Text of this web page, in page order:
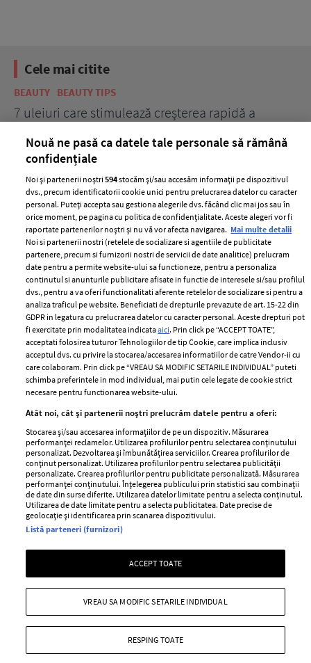
Cele mai citite
BEAUTY BEAUTY TIPS
7 uleiuri care stimulează creșterea rapidă a
ELLE Style Awards
2024
Despre ELLE
Romania
Contact
Abonamente
Termeni si conditii
Politica de
confidențialitate
Politica de cookies
Publicitate
GSP
Unica
Baby
Retete
femei
Viva
Avantaje
Retete practice
Pariază responsabil! Decizia ONJN nr. 821/25.09.2025.
Jocurile de noroc sunt interzise minorilor.
Copyright © 2026 Ringier Romania SRL
Nouă ne pasă ca datele tale personale să rămână
confidențiale
Noi și partenerii noștri594stocăm și/sau accesăm informații pe dispozitivul
dvs., precum identificatorii cookie unici pentru prelucrarea datelor cu caracter
personal. Puteți accepta sau gestiona alegerile dvs. făcând clic mai jos sau în
orice moment, pe pagina cu politica de confidențialitate. Aceste alegeri vor fi
raportate partenerilor noștri și nu vă vor afecta navigarea. Mai multe detalii
Noi si partenerii nostri (retelele de socializare si agentiile de publicitate
partenere, precum si furnizorii nostri de servicii de date analitice) prelucram
date pentru a permite website-ului sa functioneze, pentru a personaliza
continutul si anunturile publicitare afisate in functie de interesele si/sau profilul
dvs., pentru a va oferi functionalitati aferente retelelor de socializare si pentru a
analiza traficul pe website. Beneficiati de drepturile prevazute de art. 15-22 din
GDPR in legatura cu prelucrarea datelor cu caracter personal. Aceste drepturi pot
fi exercitate prin modalitatea indicataaici. Prin click pe “ACCEPT TOATE”,
acceptati folosirea tuturor Tehnologiilor de tip Cookie, care implica inclusiv
acceptul dvs. cu privire la stocarea/accesarea informatiilor de catre Vendor-ii cu
care colaboram. Prin click pe “VREAU SA MODIFIC SETARILE INDIVIDUAL” puteti
schimba preferintele in mod individual, mai putin cele legate de cookie strict
necesare pentru functionarea website-ului.
Atât noi, cât și partenerii noștri prelucrăm datele pentru a oferi:
Stocarea și/sau accesarea informațiilor de pe un dispozitiv. Măsurarea
performanței reclamelor. Utilizarea profilurilor pentru selectarea conținutului
personalizat. Dezvoltarea și îmbunătățirea serviciilor. Crearea profilurilor de
conținut personalizat. Utilizarea profilurilor pentru selectarea publicității
personalizate. Crearea profilurilor pentru publicitate personalizată. Măsurarea
performanței conținutului. Înțelegerea publicului prin statistici sau combinații
de date din surse diferite. Utilizarea datelor limitate pentru a selecta conținutul.
Utilizarea de date limitate pentru a selecta publicitatea. Date precise de
geolocație și identificarea prin scanarea dispozitivului.
Listă parteneri (furnizori)
ACCEPT TOATE
RESPING TOATE
VREAU SA MODIFIC SETARILE INDIVIDUAL